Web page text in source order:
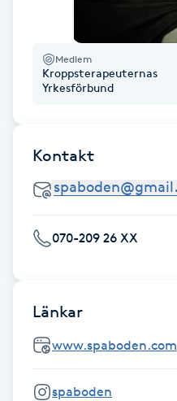
Fransk manikyr
Friskvård
Friskvårdsmassage
Frisör
Färgning
Medlem
Kroppsterapeuternas
Yrkesförbund
Kontakt
070-209 26 XX
Länkar
www.spaboden.com
spaboden